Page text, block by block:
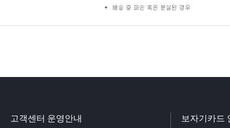
고객센터 운영안내 보자기카드